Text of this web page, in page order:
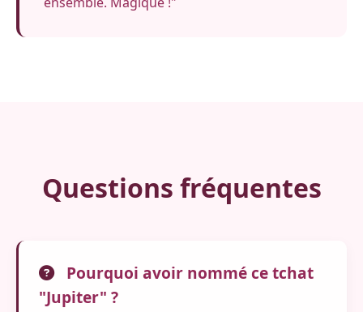
Questions fréquentes
Pourquoi avoir nommé ce tchat
"Jupiter" ?